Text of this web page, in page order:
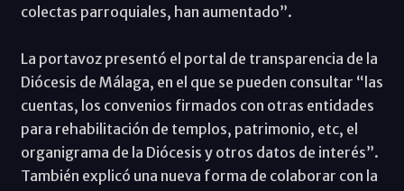
colectas parroquiales, han aumentado”.
La portavoz presentó el portal de transparencia de la
Diócesis de Málaga, en el que se pueden consultar “las
cuentas, los convenios firmados con otras entidades
para rehabilitación de templos, patrimonio, etc, el
organigrama de la Diócesis y otros datos de interés”.
También explicó una nueva forma de colaborar con la